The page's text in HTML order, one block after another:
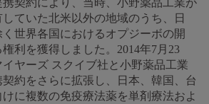
ていた北米以外の地域のうち、日
世界各国におけるオプジーボの開
利を獲得しました。2014年7月23
イヤーズ スクイブ社と小野薬品工業
約をさらに拡張し、日本、韓国、台
に複数の免疫療法薬を単剤療法およ